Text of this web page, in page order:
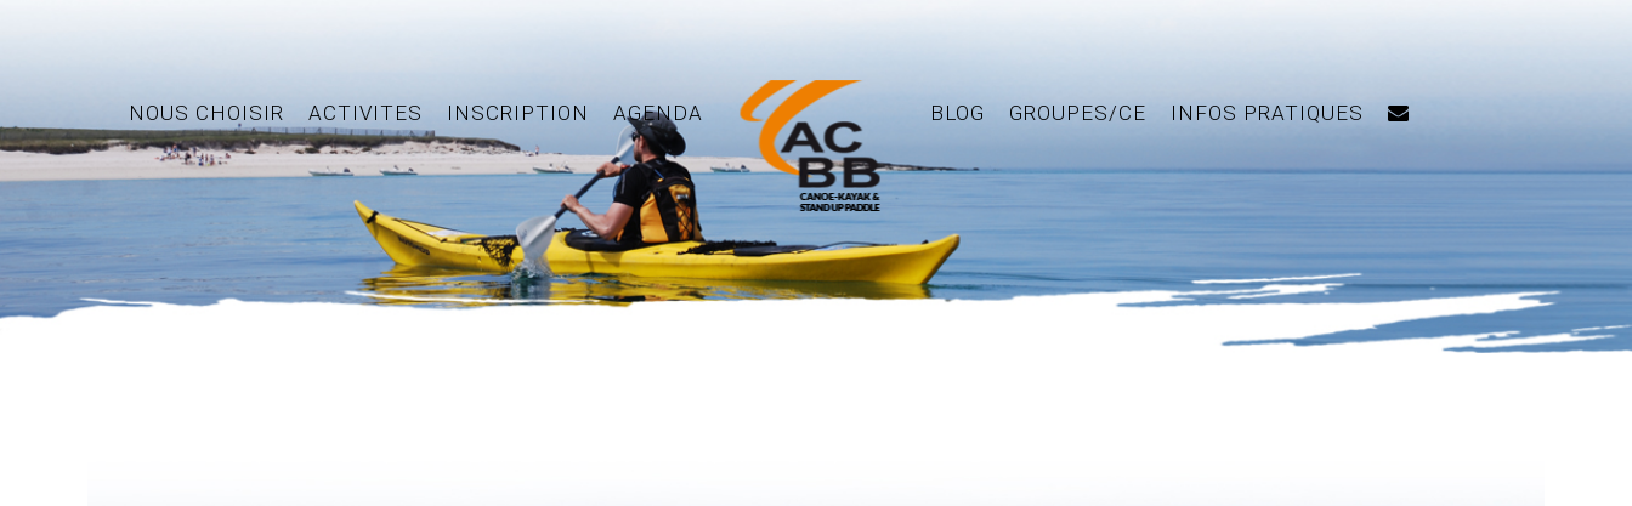
NOUS CHOISIR ACTIVITES INSCRIPTION AGENDA BLOG GROUPES/CE INFOS PRATIQUES